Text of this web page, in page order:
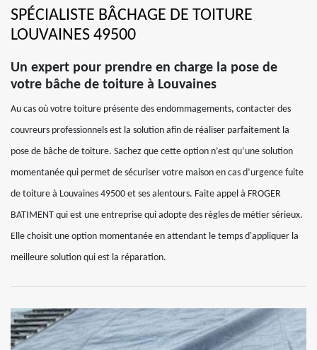
SPÉCIALISTE BÂCHAGE DE TOITURE
LOUVAINES 49500
Un expert pour prendre en charge la pose de
votre bâche de toiture à Louvaines
Au cas où votre toiture présente des endommagements, contacter des
couvreurs professionnels est la solution afin de réaliser parfaitement la
pose de bâche de toiture. Sachez que cette option n’est qu’une solution
momentanée qui permet de sécuriser votre maison en cas d’urgence fuite
de toiture à Louvaines 49500 et ses alentours. Faite appel à FROGER
BATIMENT qui est une entreprise qui adopte des règles de métier sérieux.
Elle choisit une option momentanée en attendant le temps d'appliquer la
meilleure solution qui est la réparation.